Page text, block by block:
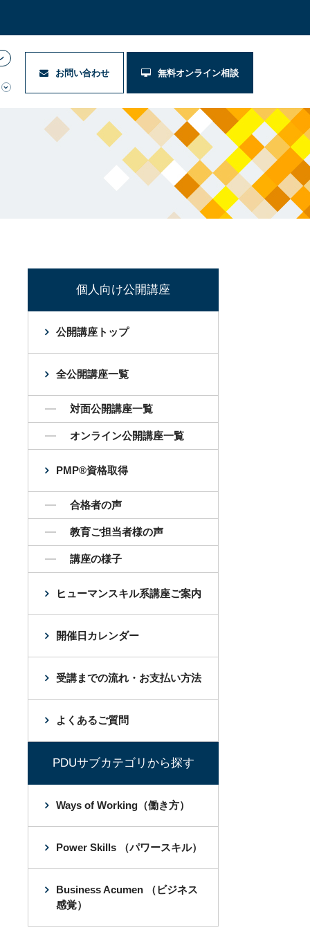
お問い合わせ 無料オンライン相談
個人向け公開講座
公開講座トップ
全公開講座一覧
対面公開講座一覧
オンライン公開講座一覧
PMP®資格取得
合格者の声
教育ご担当者様の声
講座の様子
ヒューマンスキル系講座ご案内
開催日カレンダー
受講までの流れ・お支払い方法
よくあるご質問
PDUサブカテゴリから探す
Ways of Working（働き方）
Power Skills （パワースキル）
Business Acumen （ビジネス
感覚）